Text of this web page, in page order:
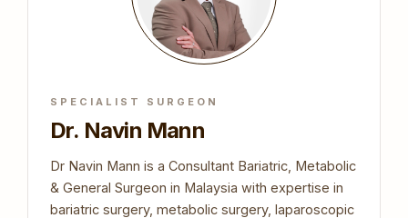
SPECIALIST SURGEON
Dr. Navin Mann
Dr Navin Mann is a Consultant Bariatric, Metabolic
& General Surgeon in Malaysia with expertise in
bariatric surgery, metabolic surgery, laparoscopic